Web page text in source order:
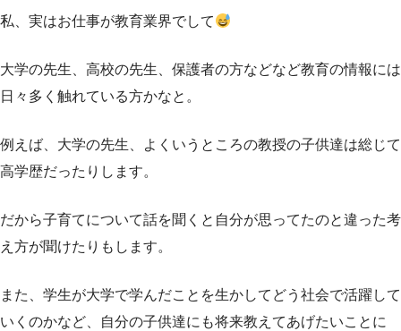
私、実はお仕事が教育業界でして
大学の先生、高校の先生、保護者の方などなど教育の情報には
日々多く触れている方かなと。
例えば、大学の先生、よくいうところの教授の子供達は総じて
高学歴だったりします。
だから子育てについて話を聞くと自分が思ってたのと違った考
え方が聞けたりもします。
また、学生が大学で学んだことを生かしてどう社会で活躍して
いくのかなど、自分の子供達にも将来教えてあげたいことに